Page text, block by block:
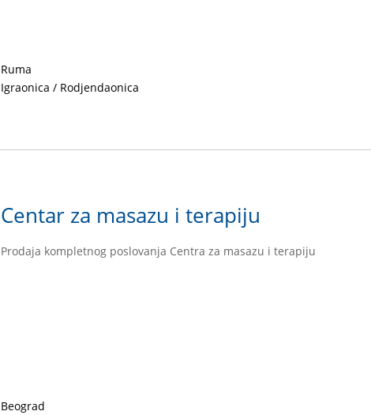
Ruma
Igraonica / Rodjendaonica
Centar za masazu i terapiju
Prodaja kompletnog poslovanja Centra za masazu i terapiju
Beograd